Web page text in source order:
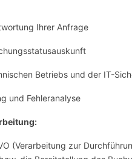
Ihrer Anfrage
Betriebs und der IT-
und Fehleranalyse
(Verarbeitung zur